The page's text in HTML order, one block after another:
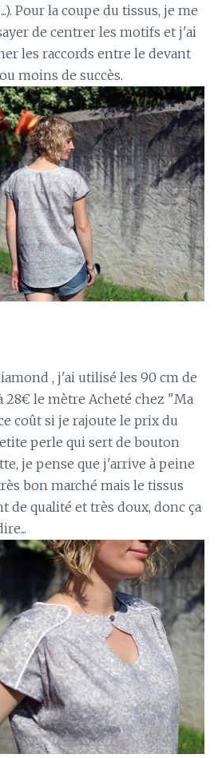
Pour la coupe du tissus, je me
de centrer les motifs et j'ai
les raccords entre le devant
moins de succès.
, j'ai utilisé les 90 cm de
28€ le mètre Acheté chez "Ma
coût si je rajoute le prix du
perle qui sert de bouton
je pense que j'arrive à peine
bon marché mais le tissus
de qualité et très doux, donc ça